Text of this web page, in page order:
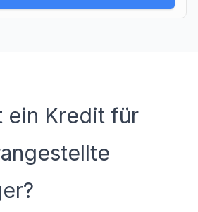
ein Kredit für